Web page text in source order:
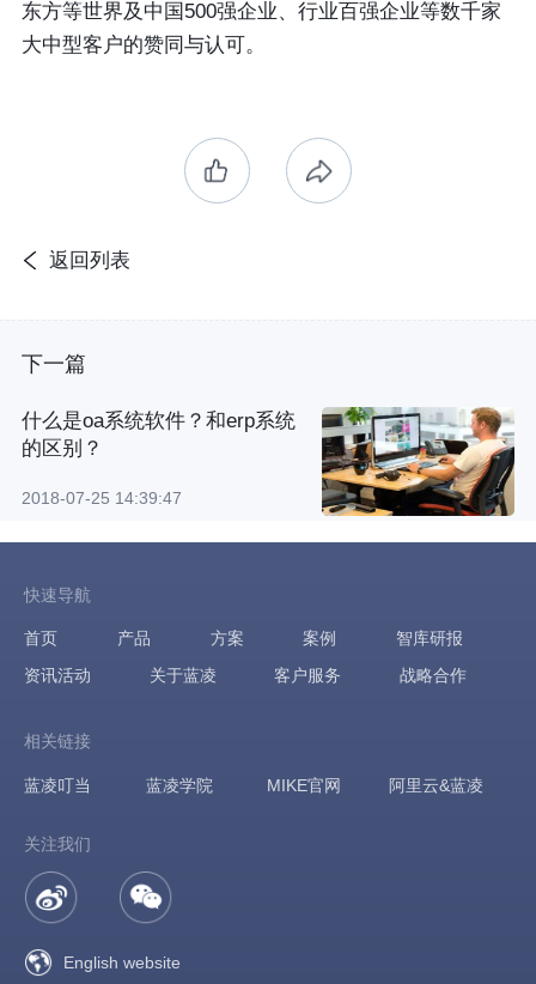
东方等世界及中国500强企业、行业百强企业等数千家
大中型客户的赞同与认可。
返回列表
下一篇
什么是oa系统软件？和erp系统
的区别？
2018-07-25 14:39:47
快速导航
首页 产品 方案 案例
智库研报
资讯活动
关于蓝凌 客户服务 战略合作
相关链接
蓝凌叮当 蓝凌学院 MIKE官网 阿里云&蓝凌
关注我们
English website